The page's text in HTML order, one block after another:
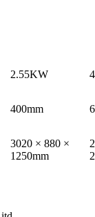
2.55KW
400mm
3020 × 880 ×
1250mm